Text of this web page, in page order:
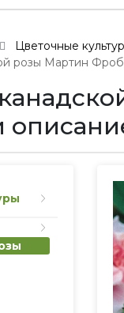
Цветочные
розы Мартин